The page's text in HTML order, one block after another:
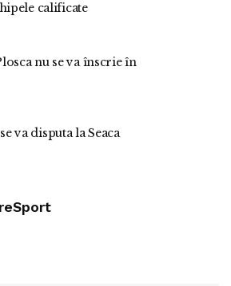
calificate
nu se va înscrie în
va disputa la Seaca